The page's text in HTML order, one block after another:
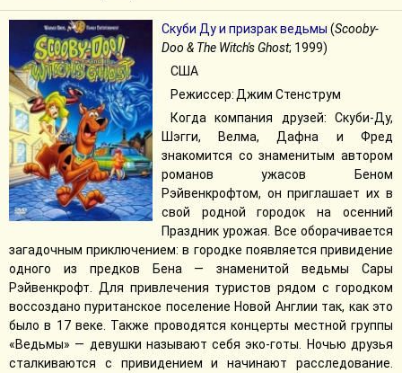
Скуби Ду и призрак ведьмы (Scooby-
Doo & The Witch's Ghost; 1999)
США
Режиссер: Джим Стенструм
Когда компания друзей: Скуби-Ду,
Шэгги, Велма, Дафна и Фред
знакомится со знаменитым автором
романов ужасов Беном
Рэйвенкрофтом, он приглашает их в
свой родной городок на осенний
Праздник урожая. Все оборачивается
загадочным приключением: в городке появляется привидение
одного из предков Бена — знаменитой ведьмы Сары
Рэйвенкрофт. Для привлечения туристов рядом с городком
воссоздано пуританское поселение Новой Англии так, как это
было в 17 веке. Также проводятся концерты местной группы
«Ведьмы» — девушки называют себя эко-готы. Ночью друзья
сталкиваются с привидением и начинают расследование.